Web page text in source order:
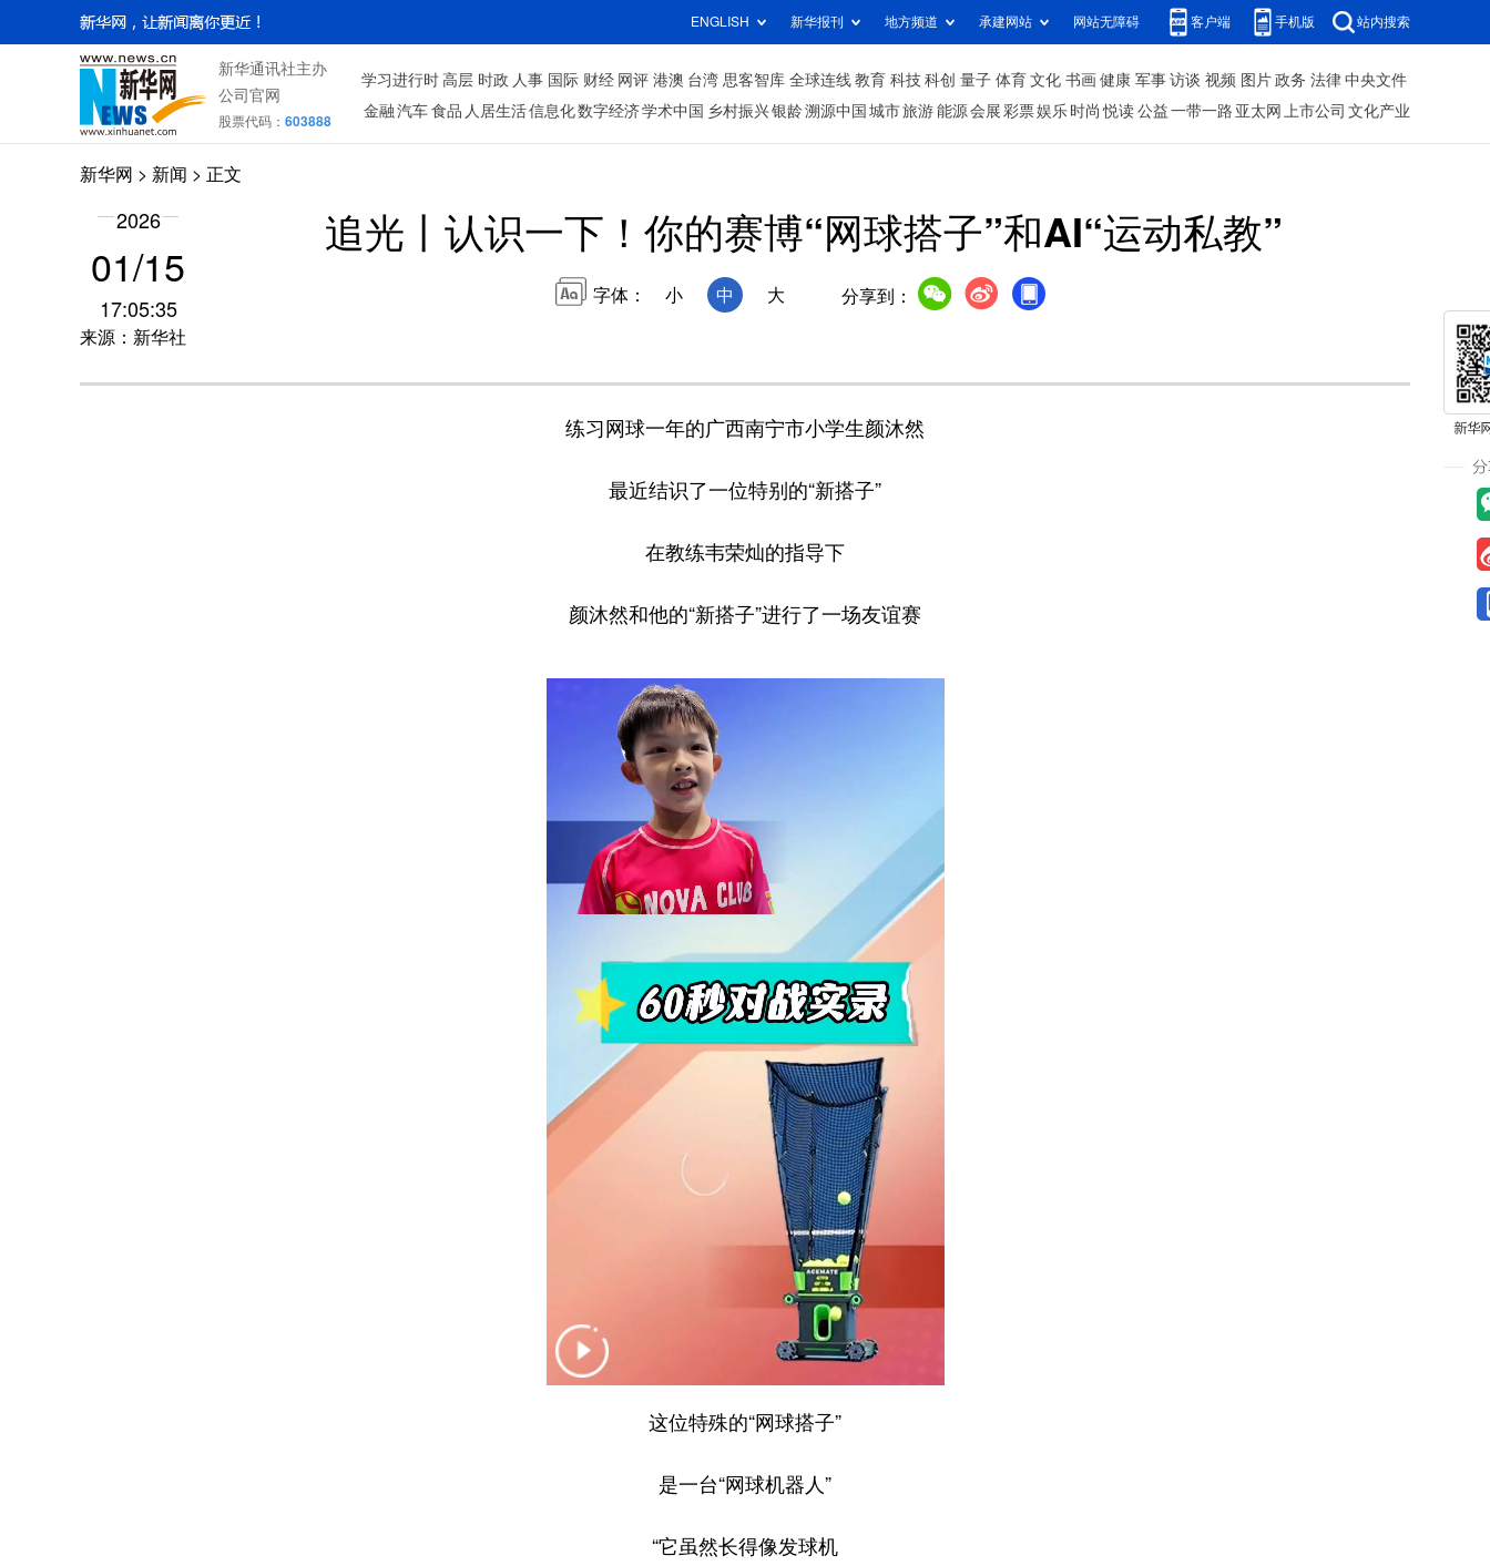
ENGLISH 新华报刊 地方频道 承建网站 网站无障碍 客户端 手机版 站内搜索
新华通讯社主办
公司官网
股票代码： 603888
学习进行时 高层 时政 人事 国际 财经 网评 港澳 台湾 思客智库 全球连线 教育 科技 科创 量子 体育 文化 书画 健康 军事 访谈 视频 图片 政务 法律 中央文件
金融 汽车 食品 人居生活信息化数字经济学术中国 乡村振兴银龄溯源中国 城市旅游 能源 会展 彩票娱乐 时尚 悦读 公益 一带一路 亚太网 上市公司 文化产业
新华网 > 新闻 > 正文
2026
01/15
17:05:35
来源：新华社
追光丨认识一下！你的赛博“网球搭子”和AI“运动私教”
字体： 小 中 大 分享到：
练习网球一年的广西南宁市小学生颜沐然
最近结识了一位特别的“新搭子”
在教练韦荣灿的指导下
颜沐然和他的“新搭子”进行了一场友谊赛
这位特殊的“网球搭子”
是一台“网球机器人”
“它虽然长得像发球机